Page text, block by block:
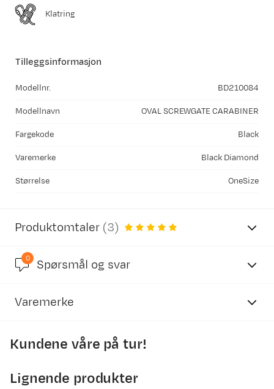
Tilleggsinformasjon
Modellnr. BD210084
Modellnavn OVAL SCREWGATE CARABINER
Fargekode Black
Varemerke Black Diamond
Størrelse OneSize
Klatring
Produktomtaler (3)
0 Spørsmål og svar
Varemerke
Kundene våre på tur!
Lignende produkter